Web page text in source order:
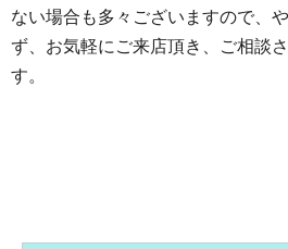
ない場合も多々ございますので、
ず、お気軽にご来店頂き、ご相談
す。